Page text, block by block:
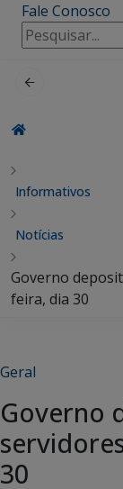
Fale Conosco
Pesquisar
por:
Informativos
Notícias
Governo
feira, dia 30
Geral
Governo
30